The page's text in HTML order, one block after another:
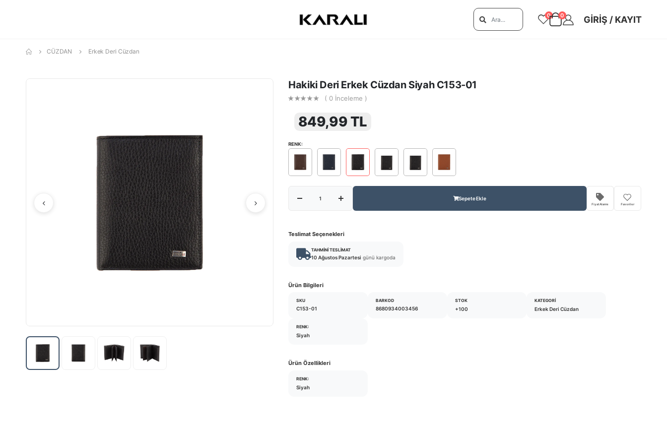
0 0 GIRIŞ / KAYIT
CÜZDAN Erkek Deri Cüzdan
Hakiki Deri Erkek Cüzdan Siyah C153-01
( 0 İnceleme )
849,99 TL
RENK:
Sepete Ekle
Fiyat Alarmı Favoriler
Teslimat Seçenekleri
TAHMINI TESLIMAT
10 Ağustos Pazartesi günü kargoda
Ürün Bilgileri
SKU
C153-01
BARKOD
8680934003456
STOK
+100
KATEGORI
Erkek Deri Cüzdan
RENK:
Siyah
Ürün Özellikleri
RENK:
Siyah